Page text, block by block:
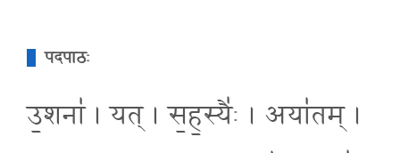
पदपाठः
उ॒शना॑ । यत् । स॒ह॒स्यैः॑ । अया॑तम् ।